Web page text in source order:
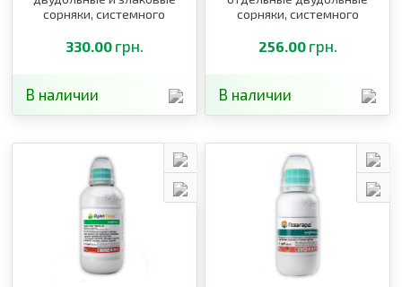
сорняки, системного
330.00 грн.
В наличии
сорняки, системного
256.00 грн.
В наличии